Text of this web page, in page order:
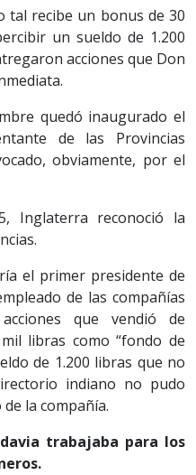
tal recibe un bonus de 30
un sueldo de 1.200
acciones que Don
quedó inaugurado el
de las Provincias
obviamente, por el
Inglaterra reconoció la
el primer presidente de
de las compañías
que vendió de
libras como “fondo de
de 1.200 libras que no
indiano no pudo
la compañía.
trabajaba para los